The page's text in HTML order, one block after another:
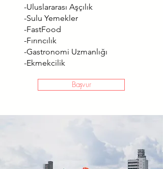
-Uluslararası Aşçılık
-Sulu Yemekler
-FastFood
-Fırıncılık
-Gastronomi Uzmanlığı
-Ekmekcilik
Başvur